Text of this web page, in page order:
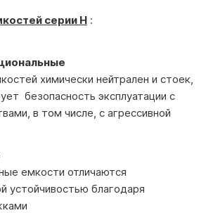
серии H :
химически нейтрален и стоек,
безопасность эксплуатации с
в том числе, с агрессивной
емкости отличаются
устойчивостью благодаря